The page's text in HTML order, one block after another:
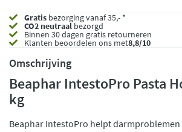
Gratis bezorging vanaf 35,- *
CO2 neutraalbezorgd
Binnen 30 dagen gratis retourneren
Klanten beoordelen ons met8,8/10
Omschrijving
Beaphar IntestoPro Pasta
kg
Beaphar IntestoPro helpt